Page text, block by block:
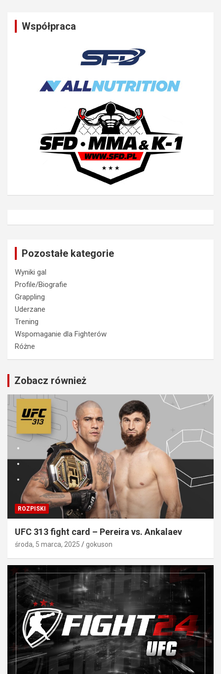
Współpraca
Pozostałe kategorie
Wyniki gal
Profile/Biografie
Grappling
Uderzane
Trening
Wspomaganie dla Fighterów
Różne
Zobacz również
ROZPISKI
UFC 313 fight card – Pereira vs. Ankalaev
środa, 5 marca, 2025 gokuson